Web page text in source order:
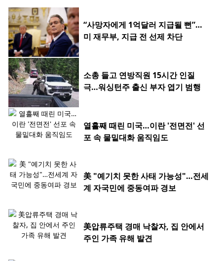
“사망자에게 1억달러 지급될 뻔”…
미 재무부, 지급 전 선제 차단
소총 들고 연방직원 15시간 인질
극…워싱턴주 출신 부자 엽기 범행
열흘째 때린 미국…이란 '전면전' 선
포 속 물밑대화 움직임도
美 "예기치 못한 사태 가능성"…전세
계 자국민에 중동여파 경보
美압류주택 경매 낙찰자, 집 안에서
주인 가족 유해 발견